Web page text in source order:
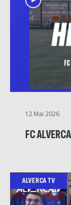
12 Mai 2026
FC
ALVERCA TV